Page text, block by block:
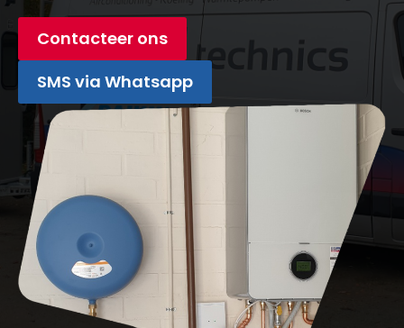
Contacteer ons
SMS via Whatsapp